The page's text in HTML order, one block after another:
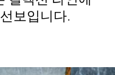
보입니다.